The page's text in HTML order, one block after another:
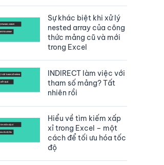
Sự khác biệt khi xử lý
nested array của công
thức mảng cũ và mới
trong Excel
INDIRECT làm việc với
tham số mảng? Tất
nhiên rồi
Hiểu về tìm kiếm xấp
xỉ trong Excel – một
cách để tối ưu hóa tốc
độ